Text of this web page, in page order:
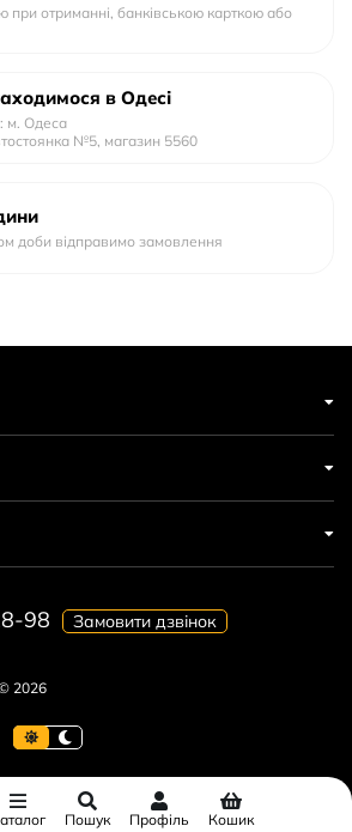
при отриманні, банківською карткою або
в Одесі
м. Одеса
№5, магазин 5560
доби відправимо замовлення
2026
98 Замовити дзвінок
Пошук Профіль Кошик